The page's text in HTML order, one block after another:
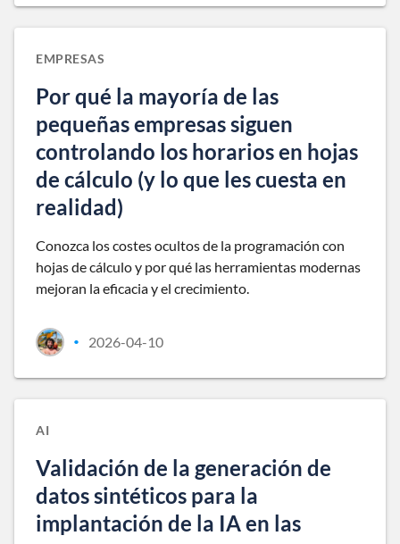
EMPRESAS
Por qué la mayoría de las
pequeñas empresas siguen
controlando los horarios en hojas
de cálculo (y lo que les cuesta en
realidad)
Conozca los costes ocultos de la programación con
hojas de cálculo y por qué las herramientas modernas
mejoran la eficacia y el crecimiento.
• 2026-04-10
AI
Validación de la generación de
datos sintéticos para la
implantación de la IA en las